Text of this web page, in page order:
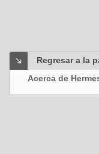
Regresar a la
Acerca de